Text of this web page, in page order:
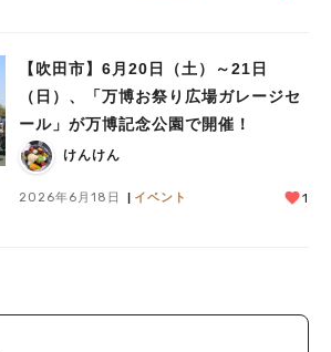
【吹田市】6月20日（土）～21日
（日）、「万博お祭り広場ガレージセ
ール」が万博記念公園で開催！
けんけん
2026年6月18日 イベント 1